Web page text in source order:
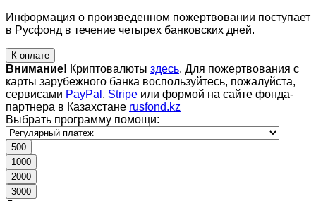
Информация о произведенном пожертвовании поступает
в Русфонд в течение четырех банковских дней.
К оплате
Внимание! Криптовалюты здесь. Для пожертвования с
карты зарубежного банка воспользуйтесь, пожалуйста,
сервисами PayPal , Stripe или формой на сайте фонда-
партнера в Казахстане rusfond.kz
Выбрать программу помощи:
500
1000
2000
3000